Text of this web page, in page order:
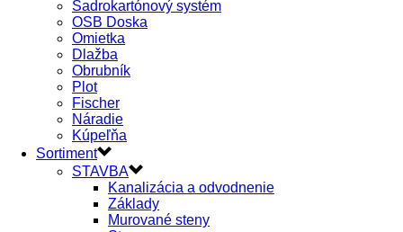
Sadrokartónový systém
OSB Doska
Omietka
Dlažba
Obrubník
Plot
Fischer
Náradie
Kúpeľňa
Sortiment
STAVBA
Kanalizácia a odvodnenie
Základy
Murované steny